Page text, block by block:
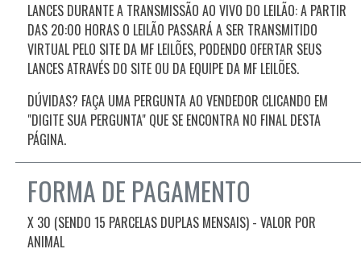
LANCES DURANTE A TRANSMISSÃO AO VIVO DO LEILÃO: A PARTIR
DAS 20:00 HORAS O LEILÃO PASSARÁ A SER TRANSMITIDO
VIRTUAL PELO SITE DA MF LEILÕES, PODENDO OFERTAR SEUS
LANCES ATRAVÉS DO SITE OU DA EQUIPE DA MF LEILÕES.
DÚVIDAS? FAÇA UMA PERGUNTA AO VENDEDOR CLICANDO EM
"DIGITE SUA PERGUNTA" QUE SE ENCONTRA NO FINAL DESTA
PÁGINA.
FORMA DE PAGAMENTO
X 30 (SENDO 15 PARCELAS DUPLAS MENSAIS) - VALOR POR
ANIMAL